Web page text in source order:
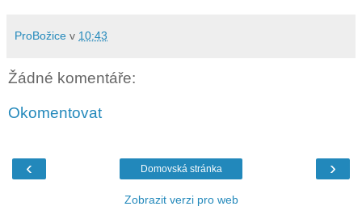
ProBožice v 10:43
Žádné komentáře:
Okomentovat
‹ ›
Domovská stránka
Zobrazit verzi pro web